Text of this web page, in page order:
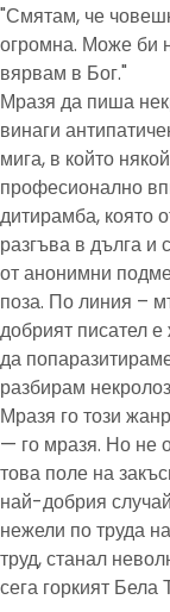
"Смятам, че
огромна. Може би
вярвам в Бог."
Мразя да пиша
винаги
мига, в който
професионално
дитирамба, която
разгъва в дълга и
от анонимни
поза. По линия –
добрият писател е
да
разбирам
Мразя го този
— го мразя. Но не
това поле на
най-добрия
нежели по труда
труд, станал
сега горкият Бела